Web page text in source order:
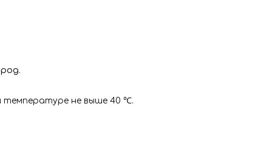
.
температуре не выше 40 ℃.